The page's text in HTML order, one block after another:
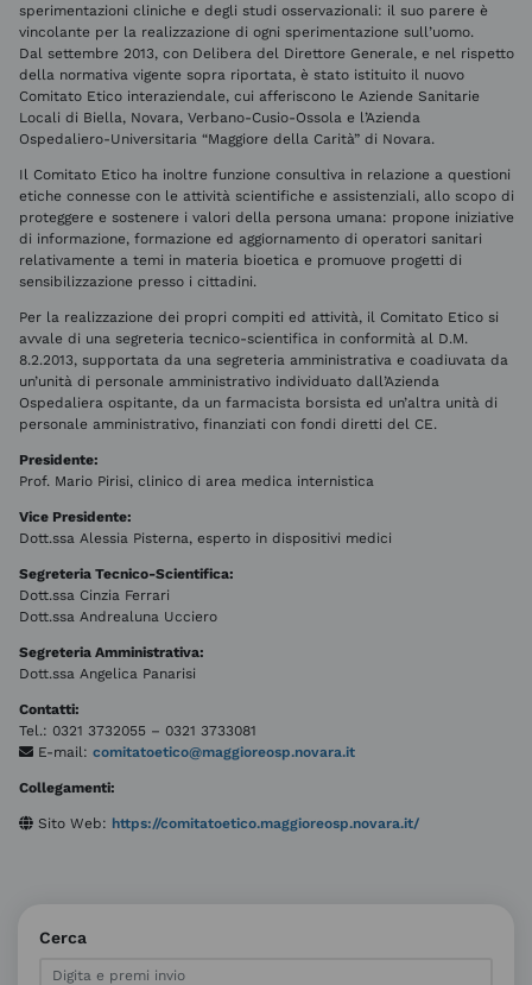
sperimentazioni cliniche e degli studi osservazionali: il suo parere è
vincolante per la realizzazione di ogni sperimentazione sull’uomo.
Dal settembre 2013, con Delibera del Direttore Generale, e nel rispetto
della normativa vigente sopra riportata, è stato istituito il nuovo
Comitato Etico interaziendale, cui afferiscono le Aziende Sanitarie
Locali di Biella, Novara, Verbano-Cusio-Ossola e l’Azienda
Ospedaliero-Universitaria “Maggiore della Carità” di Novara.
Il Comitato Etico ha inoltre funzione consultiva in relazione a questioni
etiche connesse con le attività scientifiche e assistenziali, allo scopo di
proteggere e sostenere i valori della persona umana: propone iniziative
di informazione, formazione ed aggiornamento di operatori sanitari
relativamente a temi in materia bioetica e promuove progetti di
sensibilizzazione presso i cittadini.
Per la realizzazione dei propri compiti ed attività, il Comitato Etico si
avvale di una segreteria tecnico-scientifica in conformità al D.M.
8.2.2013, supportata da una segreteria amministrativa e coadiuvata da
un’unità di personale amministrativo individuato dall’Azienda
Ospedaliera ospitante, da un farmacista borsista ed un’altra unità di
personale amministrativo, finanziati con fondi diretti del CE.
Presidente:
Prof. Mario Pirisi, clinico di area medica internistica
Vice Presidente:
Dott.ssa Alessia Pisterna, esperto in dispositivi medici
Segreteria Tecnico-Scientifica:
Dott.ssa Cinzia Ferrari
Dott.ssa Andrealuna Ucciero
Segreteria Amministrativa:
Dott.ssa Angelica Panarisi
Contatti:
Tel.: 0321 3732055 – 0321 3733081
E-mail: comitatoetico@maggioreosp.novara.it
Collegamenti:
Sito Web: https://comitatoetico.maggioreosp.novara.it/
Cerca